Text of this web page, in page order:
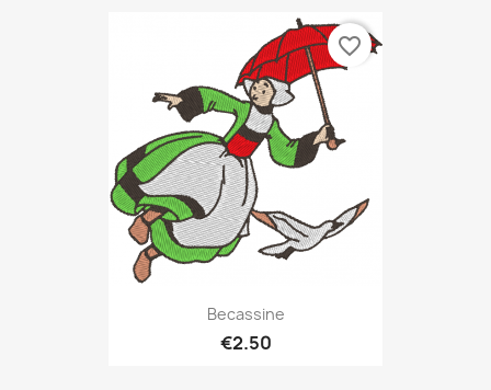
Becassine
€2.50
favorite_border